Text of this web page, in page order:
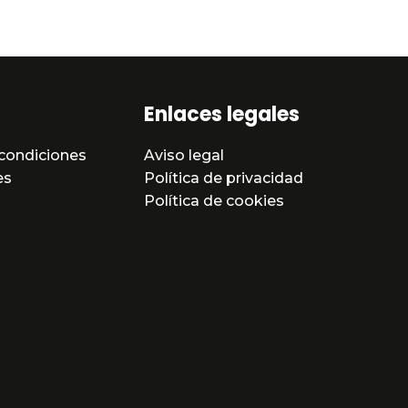
Enlaces legales
Aviso legal
Política de privacidad
Política de cookies